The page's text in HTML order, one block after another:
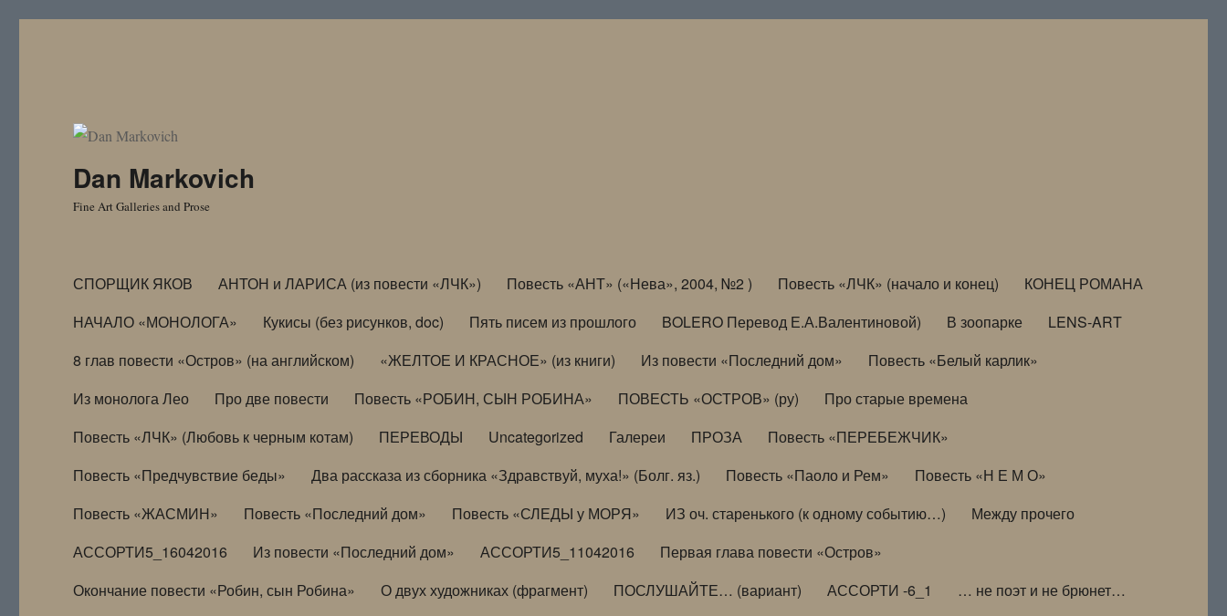
Dan Markovich
Fine Art Galleries and Prose
СПОРЩИК ЯКОВ АНТОН и ЛАРИСА (из повести «ЛЧК») Повесть «АНТ» («Нева», 2004, №2 ) Повесть «ЛЧК» (начало и конец)
КОНЕЦ РОМАНА
НАЧАЛО «МОНОЛОГА»
Кукисы (без рисунков, doc) Пять писем из прошлого BOLERO Перевод Е.А.Валентиновой) В зоопарке
LENS-ART
8 глав повести «Остров» (на английском)
«ЖЕЛТОЕ И КРАСНОЕ» (из книги) Из повести «Последний дом»
Повесть «Белый карлик»
Из монолога Лео
Про две повести Повесть «РОБИН, СЫН РОБИНА» ПОВЕСТЬ «ОСТРОВ» (ру)
Про старые времена
Повесть «ЛЧК» (Любовь к черным котам)
ПЕРЕВОДЫ Uncategorized Галереи ПРОЗА
Повесть «ПЕРЕБЕЖЧИК»
Повесть «Предчувствие беды»
Два рассказа из сборника «Здравствуй, муха!» (Болг. яз.) Повесть «Паоло и Рем»
Повесть «Н Е М О»
Повесть «ЖАСМИН»
Повесть «Последний дом» Повесть «СЛЕДЫ у МОРЯ» ИЗ оч. старенького (к одному событию…)
Между прочего
АССОРТИ5_16042016
Из повести «Последний дом» АССОРТИ5_11042016
Первая глава повести «Остров»
Окончание повести «Робин, сын Робина»
О двух художниках (фрагмент) ПОСЛУШАЙТЕ… (вариант) АССОРТИ -6_1
… не поэт и не брюнет…